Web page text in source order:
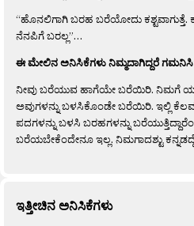
“ಹೊನಲಿಗಾಗಿ ಬರಹ ಬರೆಯೋದು ಕಶ್ಟವಾಗುತ್ತೆ.
ನೆನಪಿಗೆ ಬರಲ್ಲ”…
ಈ ಮೇಲಿನ ಅನಿಸಿಕೆಗಳು ನಿಮ್ಮದಾಗಿದ್ದರೆ
ನೀವು ಬರೆಯುವ ಹಾಗೆಯೇ ಬರೆಯಿರಿ. ನಿಮಗೆ
ಅವುಗಳನ್ನು ಬಳಸಿಕೊಂಡೇ ಬರೆಯಿರಿ. ಇಲ್ಲಿ
ಪದಗಳನ್ನು ಬಳಸಿ ಬರಹಗಳನ್ನು
ಬರೆಯಬೇಕೆಂದೇನೂ ಇಲ್ಲ. ನಿಮಗಾದಶ್ಟು
ಇತ್ತೀಚಿನ ಅನಿಸಿಕೆಗಳು